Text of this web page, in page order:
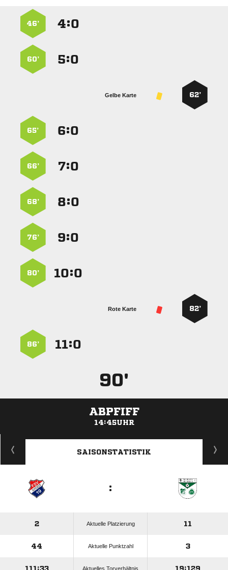
:
46’
:
60’
62’
Gelbe Karte
:
65’
:
66’
:
68’
:
76’
:
80’
82’
Rote Karte
:
86’
90'
ABPFIFF
14:45UHR
ANZEIGE
SAISONSTATISTIK
:
2 Aktuelle Platzierung 11
44 Aktuelle Punktzahl 3
111:33 Aktuelles Torverhältnis 19:129